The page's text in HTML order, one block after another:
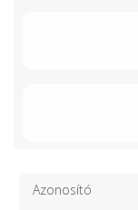
Azonosító